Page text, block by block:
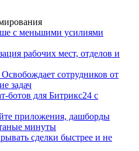
с меньшими усилиями
рабочих мест, отделов и
Освобождает сотрудников от
задач
ботов для Битрикс24 с
приложения, дашборды
минуты
сделки быстрее и не